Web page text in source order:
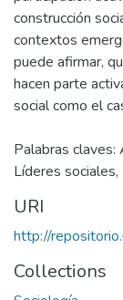
construcción
contextos
puede afirmar,
hacen parte
social como el
Palabras
Líderes sociales,
URI
http://
Collections